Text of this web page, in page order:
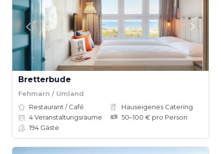
Bretterbude
Fehmarn / Umland
Restaurant / Café
Hauseigenes Catering
4Veranstaltungsräume
50–100 € pro Person
194 Gäste